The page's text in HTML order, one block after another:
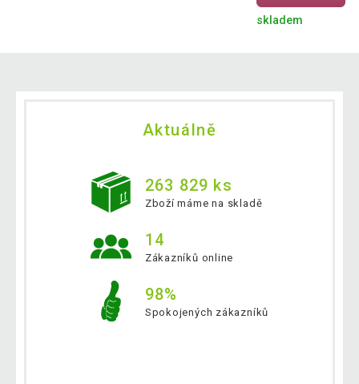
skladem
Aktuálně
263 829 ks
Zboží máme na skladě
14
Zákazníků online
98%
Spokojených zákazníků